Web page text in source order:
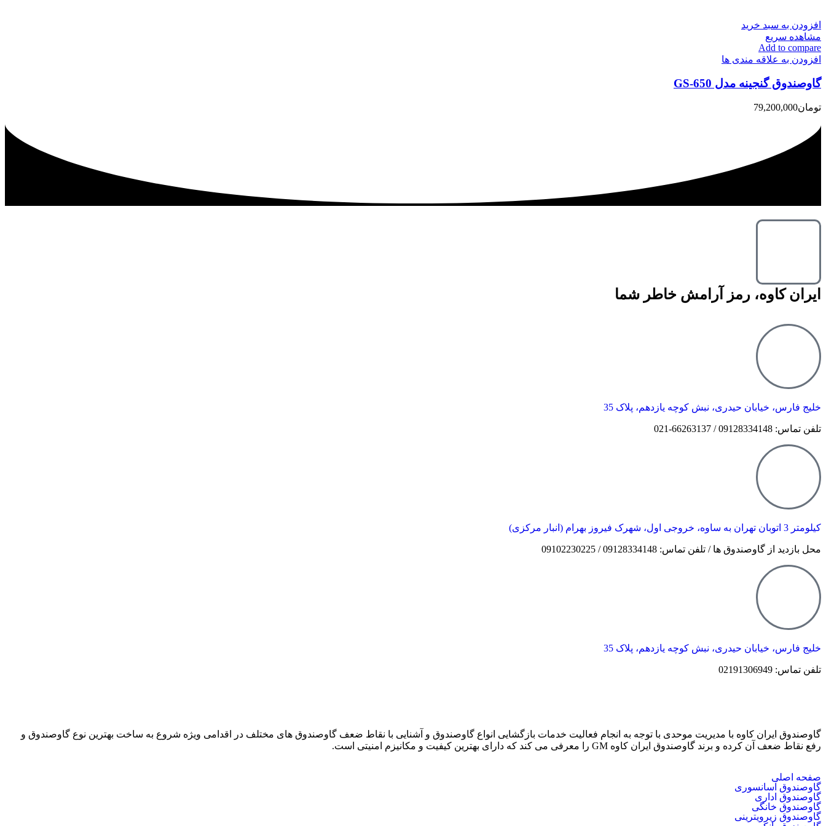
افزودن به سبد خرید
مشاهده سریع
Add to compare
افزودن به علاقه مندی ها
گاوصندوق گنجینه مدل GS-650
تومان79,200,000
ایران کاوه، رمز آرامش خاطر شما
خلیج فارس، خیابان حیدری، نبش کوچه یازدهم، پلاک 35
تلفن تماس: 09128334148 / 66263137-021
کیلومتر 3 اتوبان تهران به ساوه، خروجی اول، شهرک فیروز بهرام (انبار مرکزی)
محل بازدید از گاوصندوق ها / تلفن تماس: 09128334148 / 09102230225
خلیج فارس، خیابان حیدری، نبش کوچه یازدهم، پلاک 35
تلفن تماس: 02191306949
گاوصندوق ایران کاوه با مدیریت موحدی با توجه به انجام فعالیت خدمات بازگشایی انواع گاوصندوق و آشنایی با نقاط ضعف گاوصندوق های مختلف در اقدامی ویژه شروع به ساخت بهترین نوع گاوصندوق و
رفع نقاط ضعف آن کرده و برند گاوصندوق ایران کاوه GM را معرفی می کند که دارای بهترین کیفیت و مکانیزم امنیتی است.
صفحه اصلی
گاوصندوق آسانسوری
گاوصندوق اداری
گاوصندوق خانگی
گاوصندوق زیرویترینی